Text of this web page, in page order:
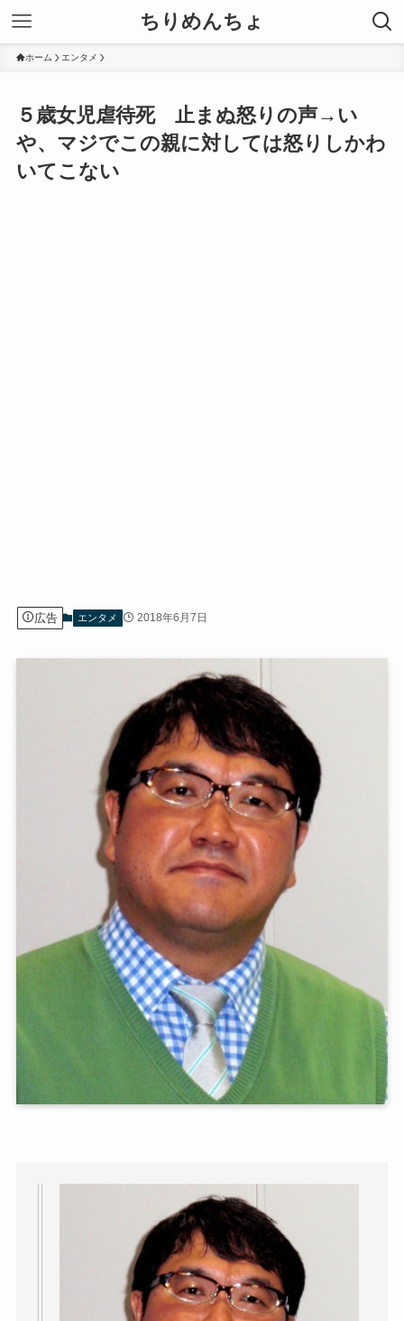
ちりめんちょ
ホーム エンタメ
５歳女児虐待死 止まぬ怒りの声→い
や、マジでこの親に対しては怒りしかわ
いてこない
広告 エンタメ 2018年6月7日